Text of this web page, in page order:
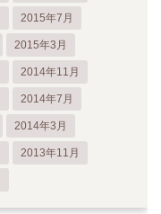
2015年7月
2015年3月
2014年11月
2014年7月
2014年3月
2013年11月